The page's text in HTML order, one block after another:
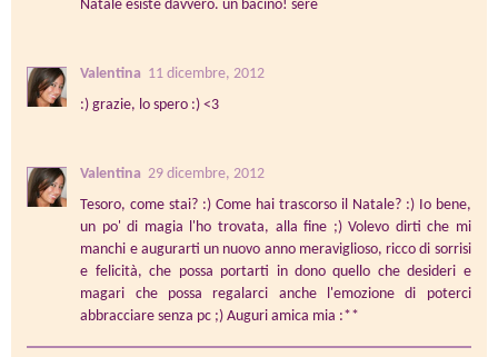
Natale esiste davvero. un bacino! sere
Valentina 11 dicembre, 2012
:) grazie, lo spero :) <3
Valentina 29 dicembre, 2012
Tesoro, come stai? :) Come hai trascorso il Natale? :) Io bene,
un po' di magia l'ho trovata, alla fine ;) Volevo dirti che mi
manchi e augurarti un nuovo anno meraviglioso, ricco di sorrisi
e felicità, che possa portarti in dono quello che desideri e
magari che possa regalarci anche l'emozione di poterci
abbracciare senza pc ;) Auguri amica mia :**